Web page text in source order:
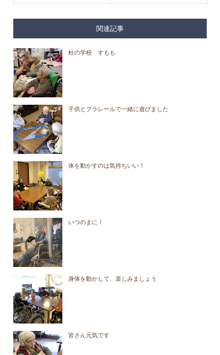
関連記事
杜の学校 すもも
子供とプラレールで一緒に遊びました
体を動かすのは気持ちいい！
いつのまに！
身体を動かして、楽しみましょう
皆さん元気です